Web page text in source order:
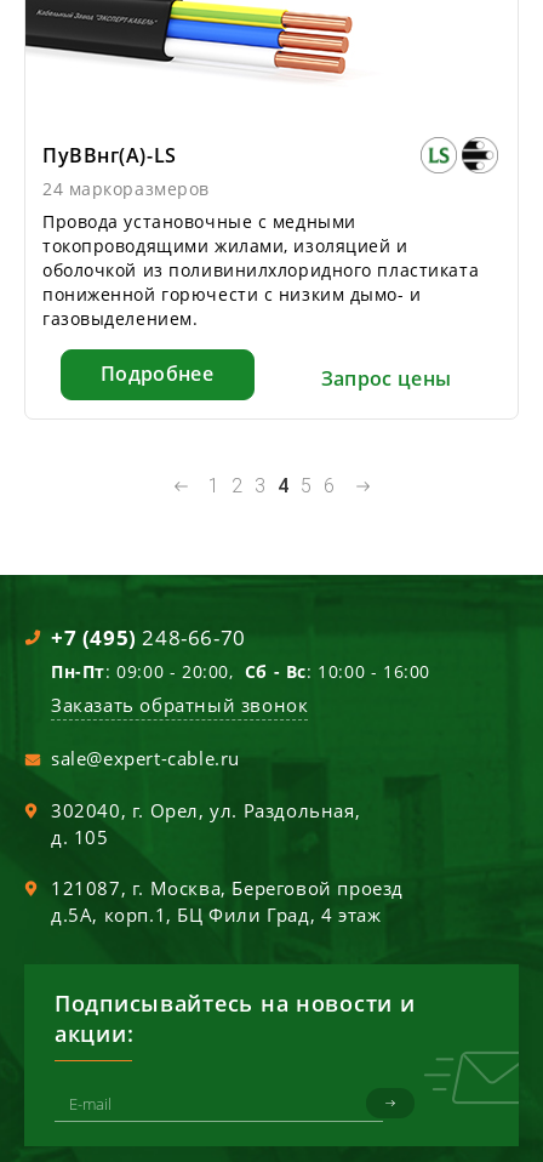
ПуВВнг(А)-LS
24 маркоразмеров
Провода установочные с медными
токопроводящими жилами, изоляцией и
оболочкой из поливинилхлоридного пластиката
пониженной горючести с низким дымо- и
газовыделением.
Подробнее Запрос цены
1 2 3 4 5 6
+7 (495) 248-66-70
Пн-Пт: 09:00 - 20:00, Сб - Вс: 10:00 - 16:00
Заказать обратный звонок
sale@expert-cable.ru
302040, г. Орел,ул. Раздольная,
д. 105
121087, г. Москва, Береговой проезд
д.5А, корп.1, БЦ Фили Град, 4 этаж
Подписывайтесь на новости и
акции: